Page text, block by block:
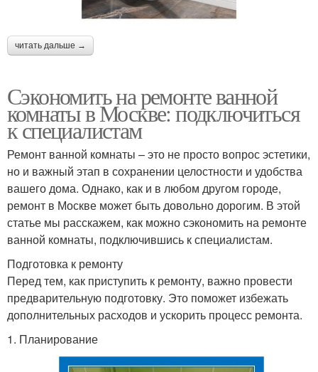
читать дальше →
Сэкономить на ремонте ванной
комнаты в Москве: подключиться
к специалистам
Ремонт ванной комнаты – это не просто вопрос эстетики,
но и важный этап в сохранении целостности и удобства
вашего дома. Однако, как и в любом другом городе,
ремонт в Москве может быть довольно дорогим. В этой
статье мы расскажем, как можно сэкономить на ремонте
ванной комнаты, подключившись к специалистам.
Подготовка к ремонту
Перед тем, как приступить к ремонту, важно провести
предварительную подготовку. Это поможет избежать
дополнительных расходов и ускорить процесс ремонта.
1. Планирование